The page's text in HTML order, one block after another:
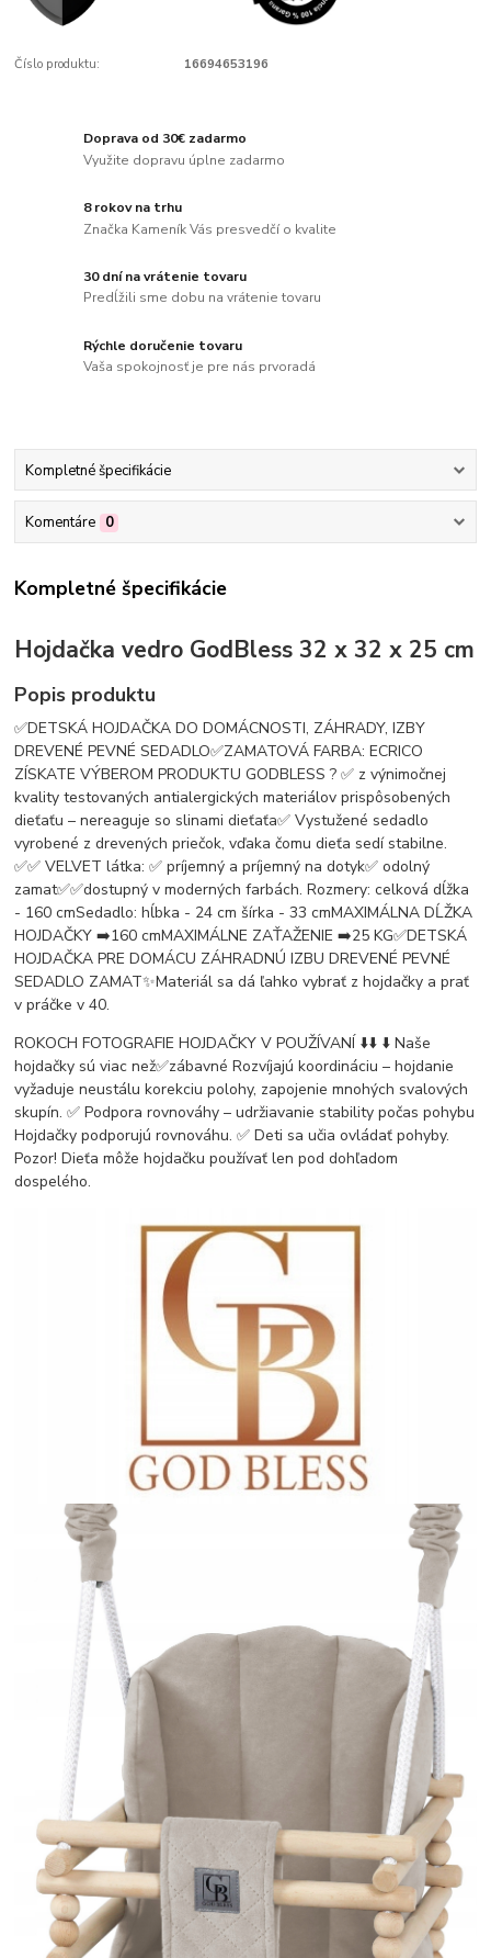
Číslo produktu: 16694653196
Doprava od 30€ zadarmo
Využite dopravu úplne zadarmo
8 rokov na trhu
Značka Kameník Vás presvedčí o kvalite
30 dní na vrátenie tovaru
Predĺžili sme dobu na vrátenie tovaru
Rýchle doručenie tovaru
Vaša spokojnosť je pre nás prvoradá
Kompletné špecifikácie
Komentáre 0
Kompletné špecifikácie
Hojdačka vedro GodBless 32 x 32 x 25 cm
Popis produktu
✅DETSKÁ HOJDAČKA DO DOMÁCNOSTI, ZÁHRADY, IZBY
DREVENÉ PEVNÉ SEDADLO✅ZAMATOVÁ FARBA: ECRICO
ZÍSKATE VÝBEROM PRODUKTU GODBLESS ? ✅ z výnimočnej
kvality testovaných antialergických materiálov prispôsobených
dieťaťu – nereaguje so slinami dieťaťa✅ Vystužené sedadlo
vyrobené z drevených priečok, vďaka čomu dieťa sedí stabilne.
✅✅ VELVET látka: ✅ príjemný a príjemný na dotyk✅ odolný
zamat✅✅dostupný v moderných farbách. Rozmery: celková dĺžka
- 160 cmSedadlo: hĺbka - 24 cm šírka - 33 cmMAXIMÁLNA DĹŽKA
HOJDAČKY ➡️160 cmMAXIMÁLNE ZAŤAŽENIE ➡️25 KG✅DETSKÁ
HOJDAČKA PRE DOMÁCU ZÁHRADNÚ IZBU DREVENÉ PEVNÉ
SEDADLO ZAMAT✨Materiál sa dá ľahko vybrať z hojdačky a prať
v práčke v 40.
ROKOCH FOTOGRAFIE HOJDAČKY V POUŽÍVANÍ ⬇️⬇️ ⬇️ Naše
hojdačky sú viac než✅zábavné Rozvíjajú koordináciu – hojdanie
vyžaduje neustálu korekciu polohy, zapojenie mnohých svalových
skupín. ✅ Podpora rovnováhy – udržiavanie stability počas pohybu
Hojdačky podporujú rovnováhu. ✅ Deti sa učia ovládať pohyby.
Pozor! Dieťa môže hojdačku používať len pod dohľadom
dospelého.